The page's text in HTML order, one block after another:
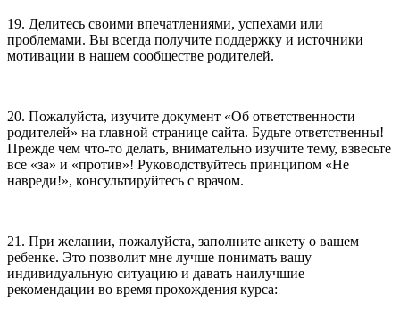
19. Делитесь своими впечатлениями, успехами или
проблемами. Вы всегда получите поддержку и источники
мотивации в нашем сообществе родителей.
20. Пожалуйста, изучите документ «Об ответственности
родителей» на главной странице сайта. Будьте ответственны!
Прежде чем что-то делать, внимательно изучите тему, взвесьте
все «за» и «против»! Руководствуйтесь принципом «Не
навреди!», консультируйтесь с врачом.
21. При желании, пожалуйста, заполните анкету о вашем
ребенке. Это позволит мне лучше понимать вашу
индивидуальную ситуацию и давать наилучшие
рекомендации во время прохождения курса: